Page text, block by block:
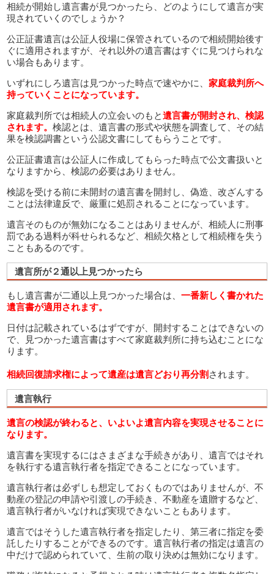
相続が開始し遺言書が見つかったら、どのようにして遺言が実
現されていくのでしょうか？
公正証書遺言は公証人役場に保管されているので相続開始後す
ぐに適用されますが、それ以外の遺言書はすぐに見つけられな
い場合もあります。
いずれにしろ遺言は見つかった時点で速やかに、家庭裁判所へ
持っていくことになっています。
家庭裁判所では相続人の立会いのもと遺言書が開封され、検認
されます。検認とは、遺言書の形式や状態を調査して、その結
果を検認調書という公認文書にしてもらうことです。
公正証書遺言は公証人に作成してもらった時点で公文書扱いと
なりますから、検認の必要はありません。
検認を受ける前に未開封の遺言書を開封し、偽造、改ざんする
ことは法律違反で、厳重に処罰されることになっています。
遺言そのものが無効になることはありませんが、相続人に刑事
罰である過料が科せられるなど、相続欠格として相続権を失う
こともあるのです。
遺言所が２通以上見つかったら
もし遺言書が二通以上見つかった場合は、一番新しく書かれた
遺言書が適用されます。
日付は記載されているはずですが、開封することはできないの
で、見つかった遺言書はすべて家庭裁判所に持ち込むことにな
ります。
相続回復請求権によって遺産は遺言どおり再分割 されます。
遺言執行
遺言の検認が終わると、いよいよ遺言内容を実現させることに
なります。
遺言書を実現するにはさまざまな手続きがあり、遺言ではそれ
を執行する遺言執行者を指定できることになっています。
遺言執行者は必ずしも想定しておくものではありませんが、不
動産の登記の申請や引渡しの手続き、不動産を遺贈するなど、
遺言執行者がいなければ実現できないこともあります。
遺言ではそうした遺言執行者を指定したり、第三者に指定を委
託したりすることができるのです。遺言執行者の指定は遺言の
中だけで認められていて、生前の取り決めは無効になります。